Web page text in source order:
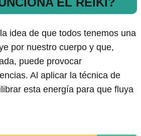
idea de que todos tenemos una
por nuestro cuerpo y que,
puede provocar
Al aplicar la técnica de
esta energía para que fluya